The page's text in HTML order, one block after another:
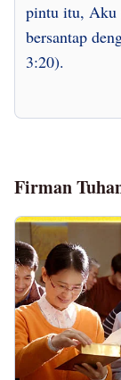
pintu itu, Aku
bersantap
3:20).
Firman